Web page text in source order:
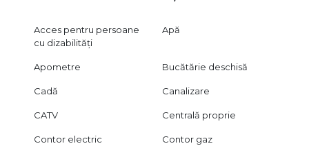
Acces pentru persoane
cu dizabilități
Apă
Apometre Bucătărie deschisă
Cadă Canalizare
CATV Centrală proprie
Contor electric Contor gaz